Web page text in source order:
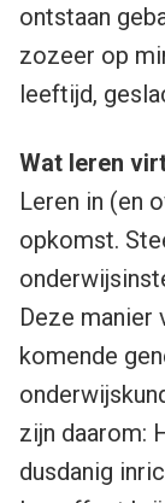
ontstaan
zozeer op
leeftijd,
Wat leren
Leren in (en
opkomst.
Deze manier
komende
zijn daarom:
dusdanig